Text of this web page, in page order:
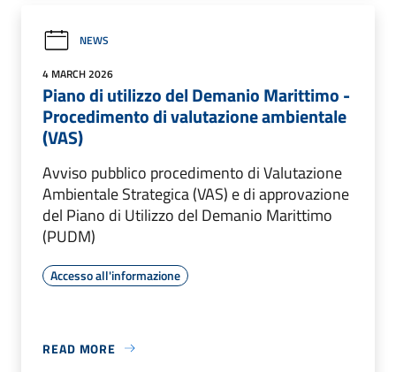
NEWS
4 MARCH 2026
Piano di utilizzo del Demanio Marittimo -
Procedimento di valutazione ambientale
(VAS)
Avviso pubblico procedimento di Valutazione
Ambientale Strategica (VAS) e di approvazione
del Piano di Utilizzo del Demanio Marittimo
(PUDM)
Accesso all'informazione
READ MORE